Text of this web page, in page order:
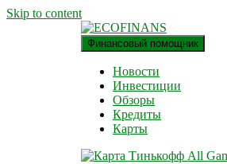
Skip to content
ECOFINANS
финансовый блог
Финансовый помощник
Новости
Инвестиции
Обзоры
Кредиты
Карты